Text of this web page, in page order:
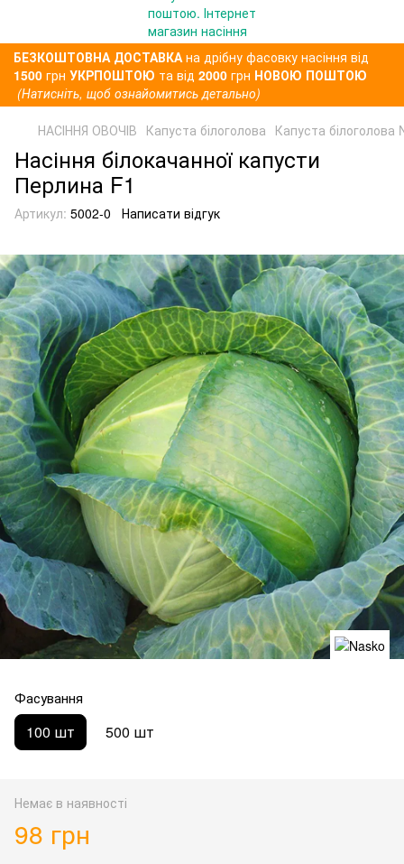
БЕЗКОШТОВНА ДОСТАВКАна дрібну фасовку насіння від
1500 грн УКРПОШТОЮ та від 2000 грн НОВОЮ ПОШТОЮ
(Натисніть, щоб ознайомитись детально)
НАСІННЯ ОВОЧІВ Капуста білоголова Капуста білоголова
Насіння білокачанної капусти
Перлина F1
Артикул: 5002-0 Написати відгук
Фасування
100 шт 500 шт
Немає в наявності
98 грн